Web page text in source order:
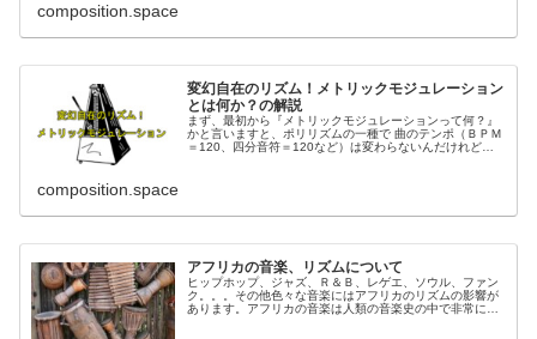
composition.space
変幻自在のリズム！メトリックモジュレーション
とは何か？の解説
まず、最初から『メトリックモジュレーションって何？』
かと言いますと、ポリリズムの一種で 曲のテンポ（ＢＰＭ
＝120、四分音符＝120など）は変わらないんだけれど、
composition.space
アフリカの音楽、リズムについて
ヒップホップ、ジャズ、Ｒ＆Ｂ、レゲエ、ソウル、ファン
ク。。。その他色々な音楽にはアフリカのリズムの影響が
あります。アフリカの音楽は人類の音楽史の中で非常に重